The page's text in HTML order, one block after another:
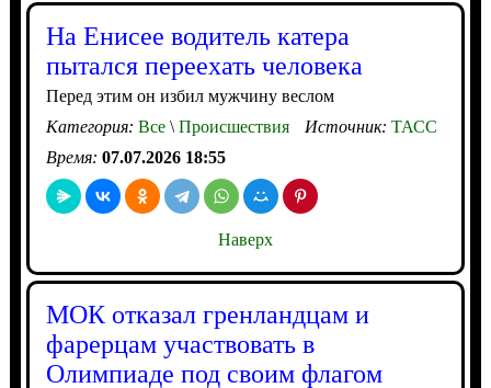
На Енисее водитель катера
пытался переехать человека
Перед этим он избил мужчину веслом
Категория: Все\Происшествия Источник: ТАСС
Время: 07.07.2026 18:55
Наверх
МОК отказал гренландцам и
фарерцам участвовать в
Олимпиаде под своим флагом